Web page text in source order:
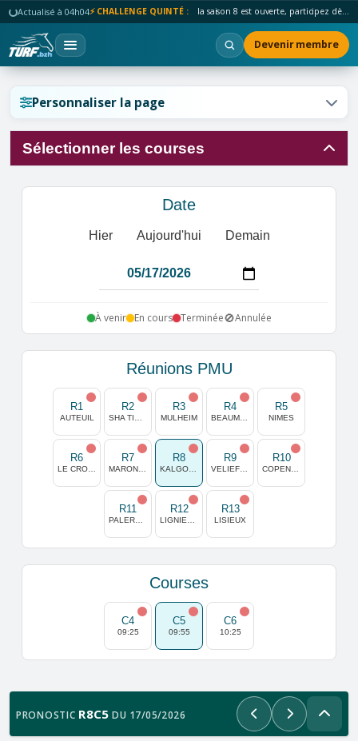
Actualisé à 04h04⚡ CHALLENGE QUINTÉ : la saison 8 est ouverte, participez dès maintenant !
Devenir membre
Personnaliser la page
Sélectionner les courses
Date
Hier Aujourd'hui Demain
À venir En cours Terminée🚫Annulée
Réunions PMU
R1
AUTEUIL
R2 R3
MULHEIM
R4 R5
NIMES
R6 R7 R8 R9 R10
R11 R12 R13
LISIEUX
Courses
C4
09:25
C5
09:55
C6
10:25
PRONOSTIC R8C5 DU 17/05/2026 PrécédentSuivant
Réinitialiser l'affichage ?
Réinitialiser